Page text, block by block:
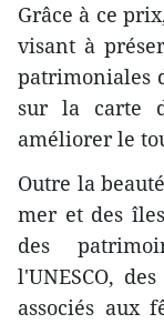
Grâce à ce
visant à
patrimoniales
sur la carte
améliorer le
Outre la
mer et des
des
l'UNESCO,
associés aux